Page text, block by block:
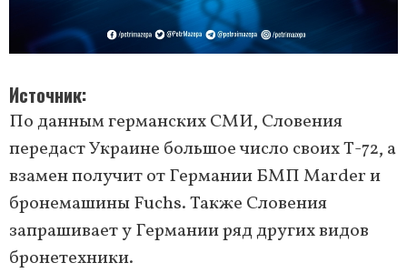
Источник
По данным германских СМИ, Словения
передаст Украине большое число своих Т-72, а
взамен получит от Германии БМП Marder и
бронемашины Fuchs. Также Словения
запрашивает у Германии ряд других видов
бронетехники.